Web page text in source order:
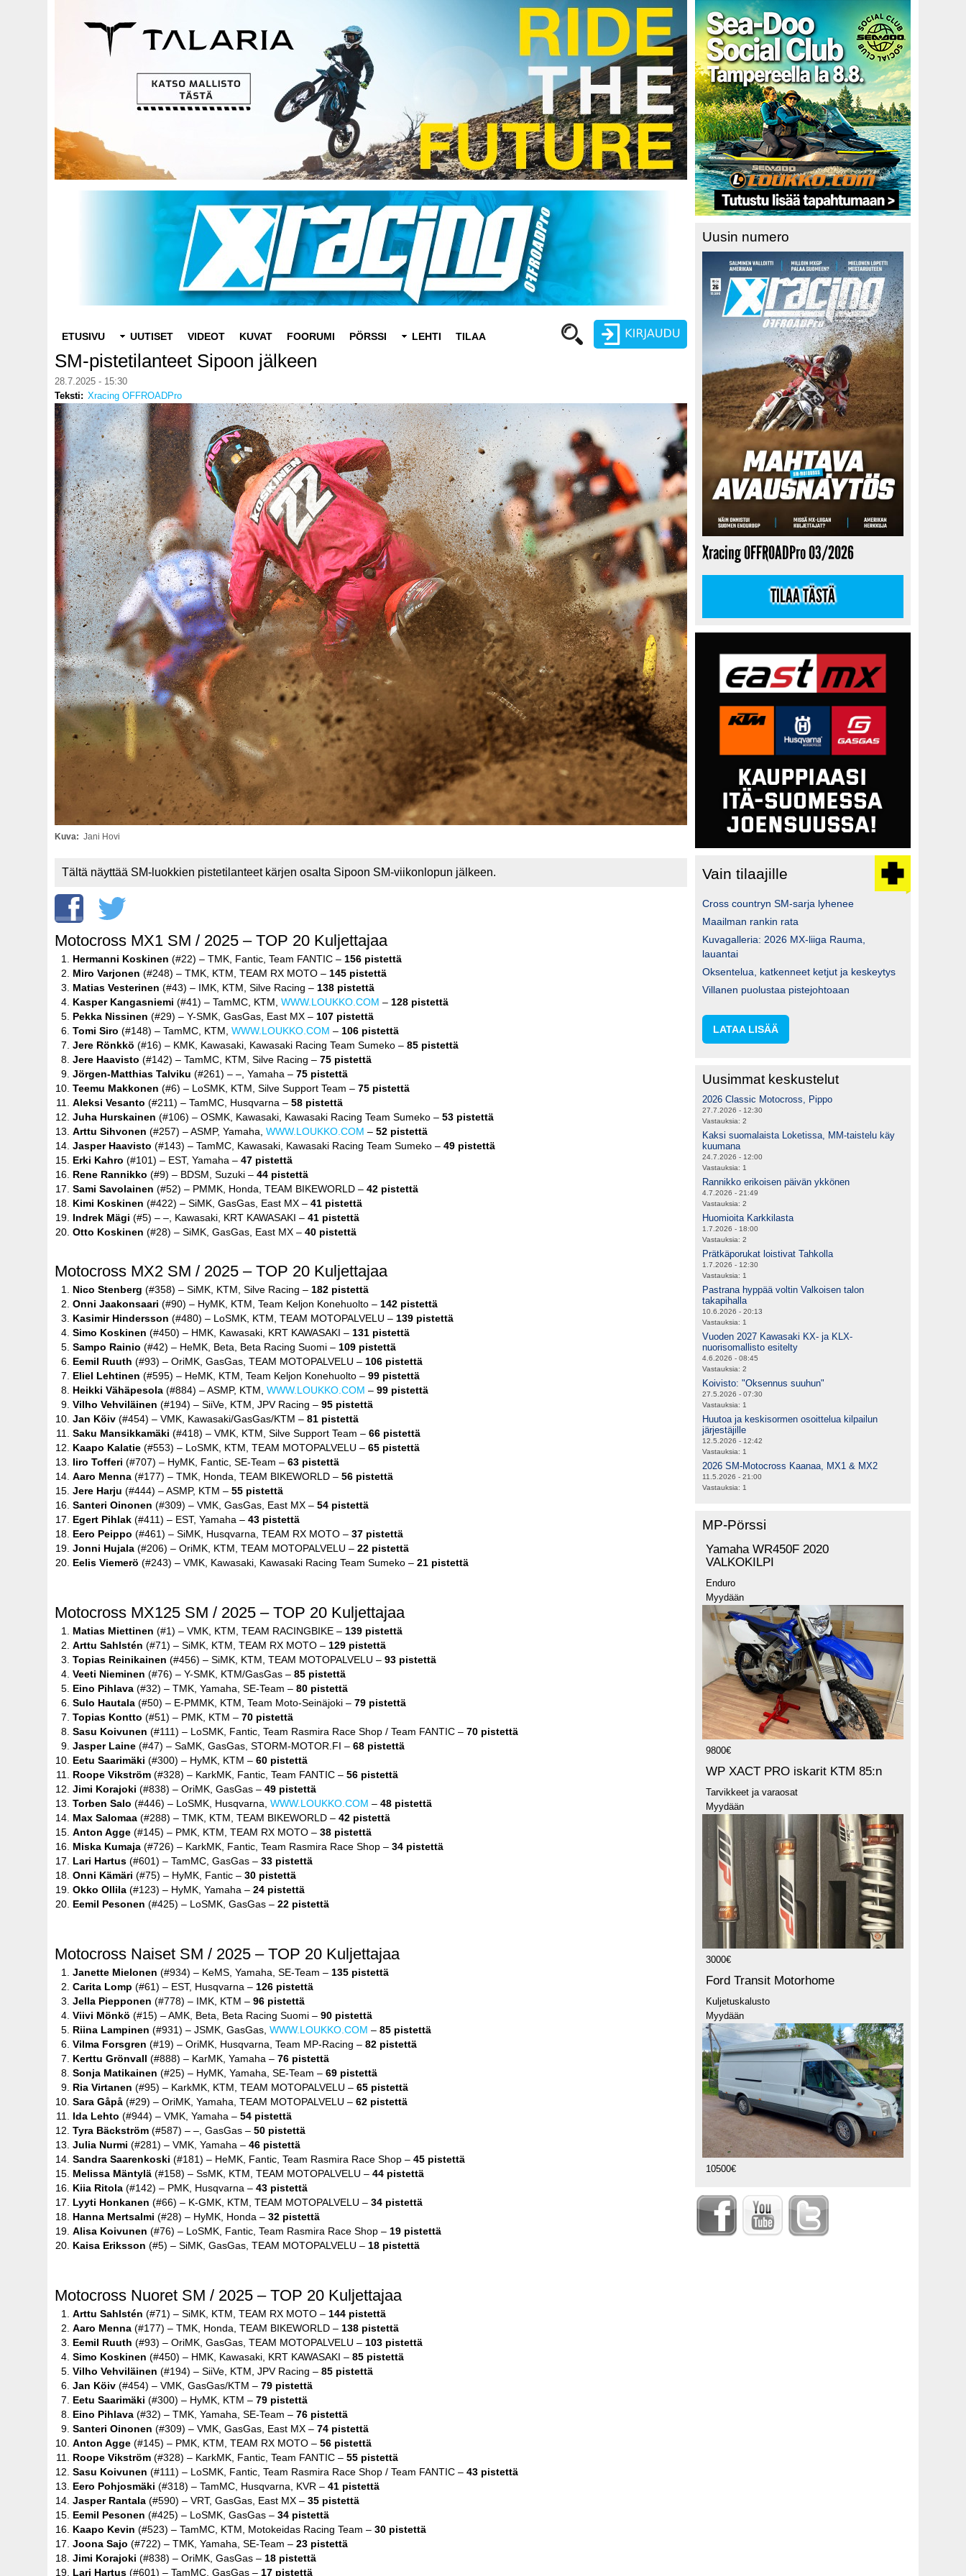
Salasana
Luo uusi käyttäjätili
Vaihda salasana
navigation
ETUSIVU UUTISET VIDEOT KUVAT FOORUMI PÖRSSI LEHTI TILAA
SM-pistetilanteet Sipoon jälkeen
28.7.2025 - 15:30
Teksti
Xracing OFFROADPro
Kuva Jani Hovi
Tältä näyttää SM-luokkien pistetilanteet kärjen osalta Sipoon SM-viikonlopun jälkeen.
Motocross MX1 SM / 2025 – TOP 20 Kuljettajaa
Hermanni Koskinen (#22) – TMK, Fantic, Team FANTIC – 156 pistettä
Miro Varjonen (#248) – TMK, KTM, TEAM RX MOTO – 145 pistettä
Matias Vesterinen (#43) – IMK, KTM, Silve Racing – 138 pistettä
Kasper Kangasniemi (#41) – TamMC, KTM, WWW.LOUKKO.COM – 128 pistettä
Pekka Nissinen (#29) – Y-SMK, GasGas, East MX – 107 pistettä
Tomi Siro (#148) – TamMC, KTM, WWW.LOUKKO.COM – 106 pistettä
Jere Rönkkö (#16) – KMK, Kawasaki, Kawasaki Racing Team Sumeko – 85 pistettä
Jere Haavisto (#142) – TamMC, KTM, Silve Racing – 75 pistettä
Jörgen-Matthias Talviku (#261) – –, Yamaha – 75 pistettä
Teemu Makkonen (#6) – LoSMK, KTM, Silve Support Team – 75 pistettä
Aleksi Vesanto (#211) – TamMC, Husqvarna – 58 pistettä
Juha Hurskainen (#106) – OSMK, Kawasaki, Kawasaki Racing Team Sumeko – 53 pistettä
Arttu Sihvonen (#257) – ASMP, Yamaha, WWW.LOUKKO.COM – 52 pistettä
Jasper Haavisto (#143) – TamMC, Kawasaki, Kawasaki Racing Team Sumeko – 49 pistettä
Erki Kahro (#101) – EST, Yamaha – 47 pistettä
Rene Rannikko (#9) – BDSM, Suzuki – 44 pistettä
Sami Savolainen (#52) – PMMK, Honda, TEAM BIKEWORLD – 42 pistettä
Kimi Koskinen (#422) – SiMK, GasGas, East MX – 41 pistettä
Indrek Mägi (#5) – –, Kawasaki, KRT KAWASAKI – 41 pistettä
Otto Koskinen (#28) – SiMK, GasGas, East MX – 40 pistettä
Motocross MX2 SM / 2025 – TOP 20 Kuljettajaa
Nico Stenberg (#358) – SiMK, KTM, Silve Racing – 182 pistettä
Onni Jaakonsaari (#90) – HyMK, KTM, Team Keljon Konehuolto – 142 pistettä
Kasimir Hindersson (#480) – LoSMK, KTM, TEAM MOTOPALVELU – 139 pistettä
Simo Koskinen (#450) – HMK, Kawasaki, KRT KAWASAKI – 131 pistettä
Sampo Rainio (#42) – HeMK, Beta, Beta Racing Suomi – 109 pistettä
Eemil Ruuth (#93) – OriMK, GasGas, TEAM MOTOPALVELU – 106 pistettä
Eliel Lehtinen (#595) – HeMK, KTM, Team Keljon Konehuolto – 99 pistettä
Heikki Vähäpesola (#884) – ASMP, KTM, WWW.LOUKKO.COM – 99 pistettä
Vilho Vehviläinen (#194) – SiiVe, KTM, JPV Racing – 95 pistettä
Jan Köiv (#454) – VMK, Kawasaki/GasGas/KTM – 81 pistettä
Saku Mansikkamäki (#418) – VMK, KTM, Silve Support Team – 66 pistettä
Kaapo Kalatie (#553) – LoSMK, KTM, TEAM MOTOPALVELU – 65 pistettä
Iiro Tofferi (#707) – HyMK, Fantic, SE-Team – 63 pistettä
Aaro Menna (#177) – TMK, Honda, TEAM BIKEWORLD – 56 pistettä
Jere Harju (#444) – ASMP, KTM – 55 pistettä
Santeri Oinonen (#309) – VMK, GasGas, East MX – 54 pistettä
Egert Pihlak (#411) – EST, Yamaha – 43 pistettä
Eero Peippo (#461) – SiMK, Husqvarna, TEAM RX MOTO – 37 pistettä
Jonni Hujala (#206) – OriMK, KTM, TEAM MOTOPALVELU – 22 pistettä
Eelis Viemerö (#243) – VMK, Kawasaki, Kawasaki Racing Team Sumeko – 21 pistettä
Motocross MX125 SM / 2025 – TOP 20 Kuljettajaa
Matias Miettinen (#1) – VMK, KTM, TEAM RACINGBIKE – 139 pistettä
Arttu Sahlstén (#71) – SiMK, KTM, TEAM RX MOTO – 129 pistettä
Topias Reinikainen (#456) – SiMK, KTM, TEAM MOTOPALVELU – 93 pistettä
Veeti Nieminen (#76) – Y-SMK, KTM/GasGas – 85 pistettä
Eino Pihlava (#32) – TMK, Yamaha, SE-Team – 80 pistettä
Sulo Hautala (#50) – E-PMMK, KTM, Team Moto-Seinäjoki – 79 pistettä
Topias Kontto (#51) – PMK, KTM – 70 pistettä
Sasu Koivunen (#111) – LoSMK, Fantic, Team Rasmira Race Shop / Team FANTIC – 70 pistettä
Jasper Laine (#47) – SaMK, GasGas, STORM-MOTOR.FI – 68 pistettä
Eetu Saarimäki (#300) – HyMK, KTM – 60 pistettä
Roope Vikström (#328) – KarkMK, Fantic, Team FANTIC – 56 pistettä
Jimi Korajoki (#838) – OriMK, GasGas – 49 pistettä
Torben Salo (#446) – LoSMK, Husqvarna, WWW.LOUKKO.COM – 48 pistettä
Max Salomaa (#288) – TMK, KTM, TEAM BIKEWORLD – 42 pistettä
Anton Agge (#145) – PMK, KTM, TEAM RX MOTO – 38 pistettä
Miska Kumaja (#726) – KarkMK, Fantic, Team Rasmira Race Shop – 34 pistettä
Lari Hartus (#601) – TamMC, GasGas – 33 pistettä
Onni Kämäri (#75) – HyMK, Fantic – 30 pistettä
Okko Ollila (#123) – HyMK, Yamaha – 24 pistettä
Eemil Pesonen (#425) – LoSMK, GasGas – 22 pistettä
Motocross Naiset SM / 2025 – TOP 20 Kuljettajaa
Janette Mielonen (#934) – KeMS, Yamaha, SE-Team – 135 pistettä
Carita Lomp (#61) – EST, Husqvarna – 126 pistettä
Jella Piepponen (#778) – IMK, KTM – 96 pistettä
Viivi Mönkö (#15) – AMK, Beta, Beta Racing Suomi – 90 pistettä
Riina Lampinen (#931) – JSMK, GasGas, WWW.LOUKKO.COM – 85 pistettä
Vilma Forsgren (#19) – OriMK, Husqvarna, Team MP-Racing – 82 pistettä
Kerttu Grönvall (#888) – KarMK, Yamaha – 76 pistettä
Sonja Matikainen (#25) – HyMK, Yamaha, SE-Team – 69 pistettä
Ria Virtanen (#95) – KarkMK, KTM, TEAM MOTOPALVELU – 65 pistettä
Sara Gåpå (#29) – OriMK, Yamaha, TEAM MOTOPALVELU – 62 pistettä
Ida Lehto (#944) – VMK, Yamaha – 54 pistettä
Tyra Bäckström (#587) – –, GasGas – 50 pistettä
Julia Nurmi (#281) – VMK, Yamaha – 46 pistettä
Sandra Saarenkoski (#181) – HeMK, Fantic, Team Rasmira Race Shop – 45 pistettä
Melissa Mäntylä (#158) – SsMK, KTM, TEAM MOTOPALVELU – 44 pistettä
Kiia Ritola (#142) – PMK, Husqvarna – 43 pistettä
Lyyti Honkanen (#66) – K-GMK, KTM, TEAM MOTOPALVELU – 34 pistettä
Hanna Mertsalmi (#28) – HyMK, Honda – 32 pistettä
Alisa Koivunen (#76) – LoSMK, Fantic, Team Rasmira Race Shop – 19 pistettä
Kaisa Eriksson (#5) – SiMK, GasGas, TEAM MOTOPALVELU – 18 pistettä
Motocross Nuoret SM / 2025 – TOP 20 Kuljettajaa
Arttu Sahlstén (#71) – SiMK, KTM, TEAM RX MOTO – 144 pistettä
Aaro Menna (#177) – TMK, Honda, TEAM BIKEWORLD – 138 pistettä
Eemil Ruuth (#93) – OriMK, GasGas, TEAM MOTOPALVELU – 103 pistettä
Simo Koskinen (#450) – HMK, Kawasaki, KRT KAWASAKI – 85 pistettä
Vilho Vehviläinen (#194) – SiiVe, KTM, JPV Racing – 85 pistettä
Jan Köiv (#454) – VMK, GasGas/KTM – 79 pistettä
Eetu Saarimäki (#300) – HyMK, KTM – 79 pistettä
Eino Pihlava (#32) – TMK, Yamaha, SE-Team – 76 pistettä
Santeri Oinonen (#309) – VMK, GasGas, East MX – 74 pistettä
Anton Agge (#145) – PMK, KTM, TEAM RX MOTO – 56 pistettä
Roope Vikström (#328) – KarkMK, Fantic, Team FANTIC – 55 pistettä
Sasu Koivunen (#111) – LoSMK, Fantic, Team Rasmira Race Shop / Team FANTIC – 43 pistettä
Eero Pohjosmäki (#318) – TamMC, Husqvarna, KVR – 41 pistettä
Jasper Rantala (#590) – VRT, GasGas, East MX – 35 pistettä
Eemil Pesonen (#425) – LoSMK, GasGas – 34 pistettä
Kaapo Kevin (#523) – TamMC, KTM, Motokeidas Racing Team – 30 pistettä
Joona Sajo (#722) – TMK, Yamaha, SE-Team – 23 pistettä
Jimi Korajoki (#838) – OriMK, GasGas – 18 pistettä
Lari Hartus (#601) – TamMC, GasGas – 17 pistettä
Uusin numero
Xracing OFFROADPro 03/2026
TILAA TÄSTÄ
Vain tilaajille
Cross countryn SM-sarja lyhenee
Maailman rankin rata
Kuvagalleria: 2026 MX-liiga Rauma,
lauantai
Oksentelua, katkenneet ketjut ja keskeytys
Villanen puolustaa pistejohtoaan
LATAA LISÄÄ
Uusimmat keskustelut
2026 Classic Motocross, Pippo
27.7.2026 - 12:30
Vastauksia: 2
Kaksi suomalaista Loketissa, MM-taistelu käy
kuumana
24.7.2026 - 12:00
Vastauksia: 1
Rannikko erikoisen päivän ykkönen
4.7.2026 - 21:49
Vastauksia: 2
Huomioita Karkkilasta
1.7.2026 - 18:00
Vastauksia: 2
Prätkäporukat loistivat Tahkolla
1.7.2026 - 12:30
Vastauksia: 1
Pastrana hyppää voltin Valkoisen talon
takapihalla
10.6.2026 - 20:13
Vastauksia: 1
Vuoden 2027 Kawasaki KX- ja KLX-
nuorisomallisto esitelty
4.6.2026 - 08:45
Vastauksia: 2
Koivisto: "Oksennus suuhun"
27.5.2026 - 07:30
Vastauksia: 1
Huutoa ja keskisormen osoittelua kilpailun
järjestäjille
12.5.2026 - 12:42
Vastauksia: 1
2026 SM-Motocross Kaanaa, MX1 & MX2
11.5.2026 - 21:00
Vastauksia: 1
MP-Pörssi
Yamaha WR450F 2020
VALKOKILPI
Enduro
Myydään
9800€
WP XACT PRO iskarit KTM 85:n
Tarvikkeet ja varaosat
Myydään
3000€
Ford Transit Motorhome
Kuljetuskalusto
Myydään
10500€